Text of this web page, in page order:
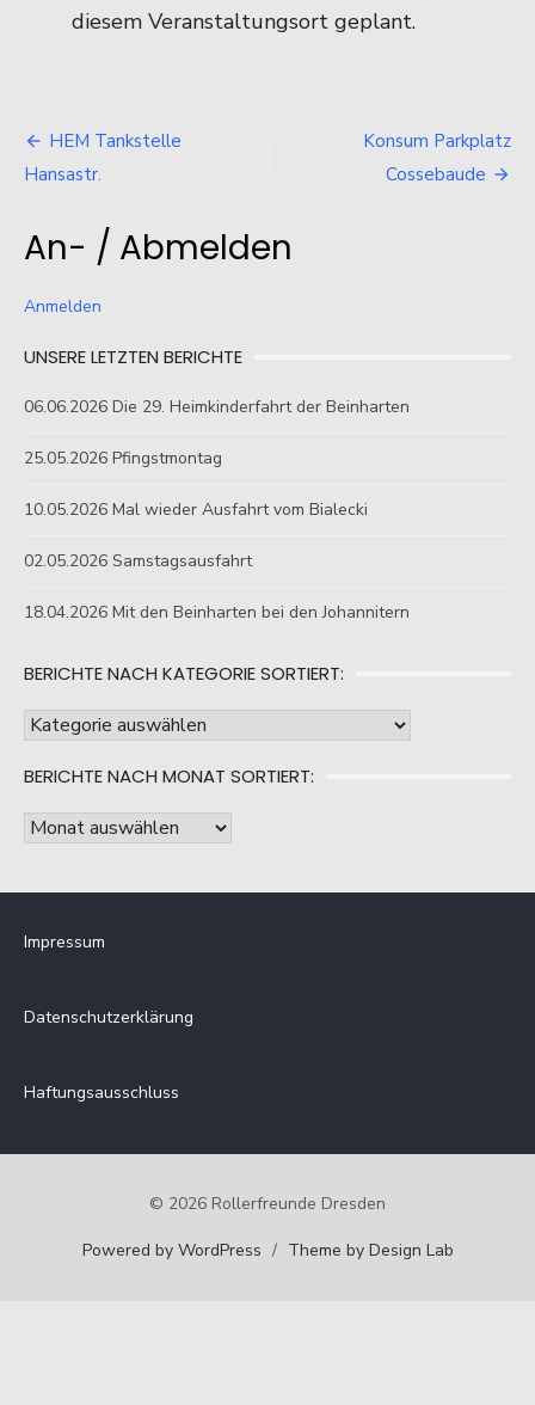
diesem Veranstaltungsort geplant.
Beitragsnavigation
HEM Tankstelle
Hansastr.
Konsum Parkplatz
Cossebaude
An- / Abmelden
Anmelden
UNSERE LETZTEN BERICHTE
06.06.2026 Die 29. Heimkinderfahrt der Beinharten
25.05.2026 Pfingstmontag
10.05.2026 Mal wieder Ausfahrt vom Bialecki
02.05.2026 Samstagsausfahrt
18.04.2026 Mit den Beinharten bei den Johannitern
BERICHTE NACH KATEGORIE SORTIERT:
Berichte
Kategorie
sortiert:
BERICHTE NACH MONAT SORTIERT:
Berichte
Impressum
Datenschutzerklärung
Haftungsausschluss
© 2026 Rollerfreunde Dresden
Powered by WordPress / Theme by Design Lab